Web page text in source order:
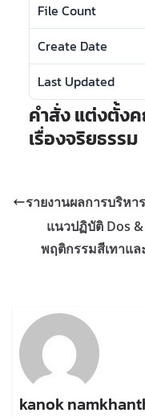
File Count
Create Date
Last Updated
คำสั่ง แต่งตั้ง
เรื่องจริยธรรม
รายงานผลการบริห
แนวปฏิบัติ Dos
พฤติกรรมสีเทาแ
kanok